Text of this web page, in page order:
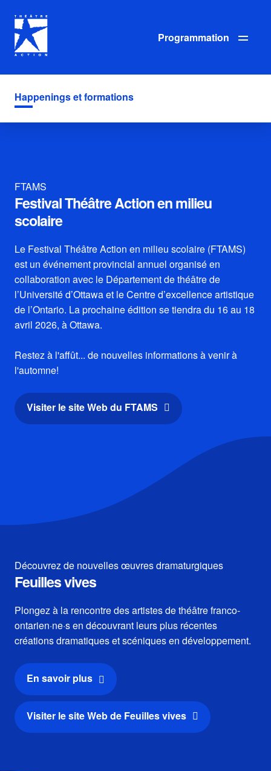
Programmation
Happenings et formations
FTAMS
Festival Théâtre Action en milieu
scolaire
Le Festival Théâtre Action en milieu scolaire (FTAMS)
est un événement provincial annuel organisé en
collaboration avec le Département de théâtre de
l’Université d’Ottawa et le Centre d’excellence artistique
de l’Ontario. La prochaine édition se tiendra du 16 au 18
avril 2026, à Ottawa.
Restez à l'affût... de nouvelles informations à venir à
l'automne!
Visiter le site Web du FTAMS
Découvrez de nouvelles œuvres dramaturgiques
Feuilles vives
Plongez à la rencontre des artistes de théâtre franco-
ontarien·ne·s en découvrant leurs plus récentes
créations dramatiques et scéniques en développement.
En savoir plus
Visiter le site Web de Feuilles vives